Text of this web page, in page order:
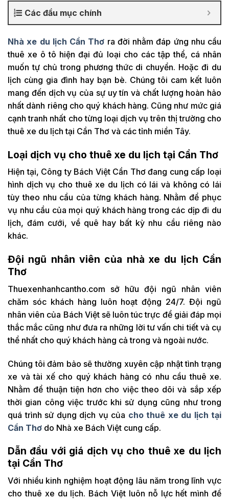
Các đầu mục chính
Nhà xe du lịch Cần Thơ ra đời nhằm đáp ứng nhu cầu
thuê xe ô tô hiện đại đủ loại cho các tập thể, cá nhân
muốn tự chủ trong phương thức di chuyển. Hoặc đi du
lịch cùng gia đình hay bạn bè. Chúng tôi cam kết luôn
mang đến dịch vụ của sự uy tín và chất lượng hoàn hảo
nhất dành riêng cho quý khách hàng. Cũng như mức giá
cạnh tranh nhất cho từng loại dịch vụ trên thị trường cho
thuê xe du lịch tại Cần Thơ và các tỉnh miền Tây.
Loại dịch vụ cho thuê xe du lịch tại Cần Thơ
Hiện tại, Công ty Bách Việt Cần Thơ đang cung cấp loại
hình dịch vụ cho thuê xe du lịch có lái và không có lái
tùy theo nhu cầu của từng khách hàng. Nhằm để phục
vụ nhu cầu của mọi quý khách hàng trong các dịp đi du
lịch, đám cưới, về quê hay bất kỳ nhu cầu riêng nào
khác.
Đội ngũ nhân viên của nhà xe du lịch Cần
Thơ
Thuexenhanhcantho.com sở hữu đội ngũ nhân viên
chăm sóc khách hàng luôn hoạt động 24/7. Đội ngũ
nhân viên của Bách Việt sẽ luôn túc trực để giải đáp mọi
thắc mắc cũng như đưa ra những lời tư vấn chi tiết và cụ
thể nhất cho quý khách hàng cả trong và ngoài nước.
Chúng tôi đảm bảo sẽ thường xuyên cập nhật tình trạng
xe và tài xế cho quý khách hàng có nhu cầu thuê xe.
Nhằm để thuận tiện hơn cho việc theo dõi và sắp xếp
thời gian công việc trước khi sử dụng cũng như trong
quá trình sử dụng dịch vụ của cho thuê xe du lịch tại
Cần Thơ do Nhà xe Bách Việt cung cấp.
Dẫn đầu với giá dịch vụ cho thuê xe du lịch
tại Cần Thơ
Với nhiều kinh nghiệm hoạt động lâu năm trong lĩnh vực
cho thuê xe du lịch. Bách Việt luôn nỗ lực hết mình để